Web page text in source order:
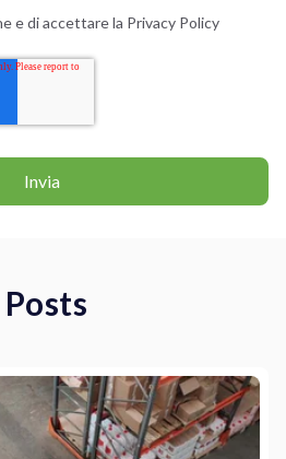
e di accettare la Privacy Policy